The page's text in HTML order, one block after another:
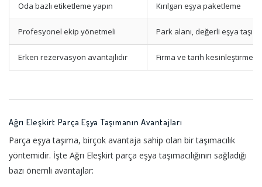
Oda bazlı etiketleme yapın Kırılgan eşya paketleme
Profesyonel ekip yönetmeli Park alanı, değerli eşya
Erken rezervasyon avantajlıdır Firma ve tarih kesinleştirme
Ağrı Eleşkirt Parça Eşya Taşımanın Avantajları
Parça eşya taşıma, birçok avantaja sahip olan bir taşımacılık
yöntemidir. İşte Ağrı Eleşkirt parça eşya taşımacılığının sağladığı
bazı önemli avantajlar: